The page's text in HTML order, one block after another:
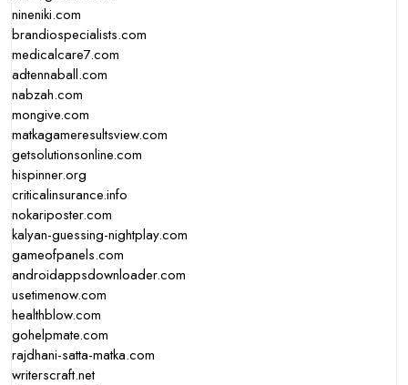
nineniki.com
brandiospecialists.com
medicalcare7.com
adtennaball.com
nabzah.com
mongive.com
matkagameresultsview.com
getsolutionsonline.com
hispinner.org
criticalinsurance.info
nokariposter.com
kalyan-guessing-nightplay.com
gameofpanels.com
androidappsdownloader.com
usetimenow.com
healthblow.com
gohelpmate.com
rajdhani-satta-matka.com
writerscraft.net